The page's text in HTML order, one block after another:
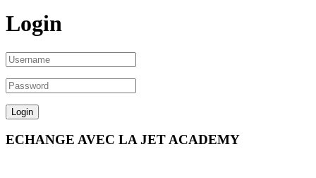
Login
ECHANGE AVEC LA JET ACADEMY